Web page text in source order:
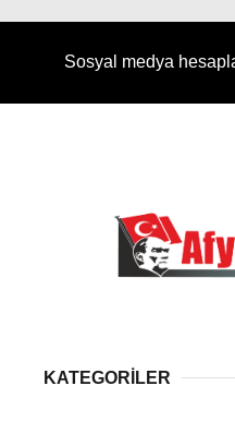
Sosyal medya
KATEGORİLER